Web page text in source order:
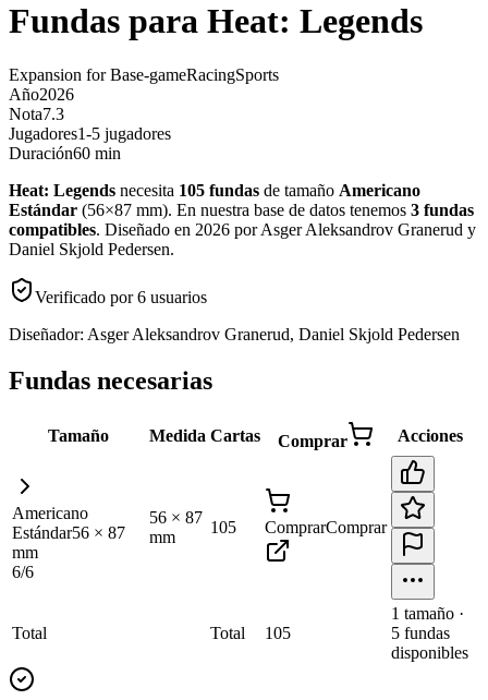
Fundas para Heat: Legends
Expansion for Base-gameRacingSports
Año2026
Nota7.3
Jugadores1-5 jugadores
Duración60 min
Heat: Legends necesita 105 fundas de tamaño Americano
Estándar (56×87 mm). En nuestra base de datos tenemos 3 fundas
compatibles. Diseñado en 2026 por Asger Aleksandrov Granerud y
Daniel Skjold Pedersen.
Verificado por6 usuarios
Diseñador: Asger Aleksandrov Granerud, Daniel Skjold Pedersen
Fundas necesarias
Tamaño Medida Cartas Comprar Acciones
Americano
Estándar56 × 87
mm
6/6
56 × 87
mm
105 ComprarComprar
Total Total 105
1 tamaño ·
5 fundas
disponibles